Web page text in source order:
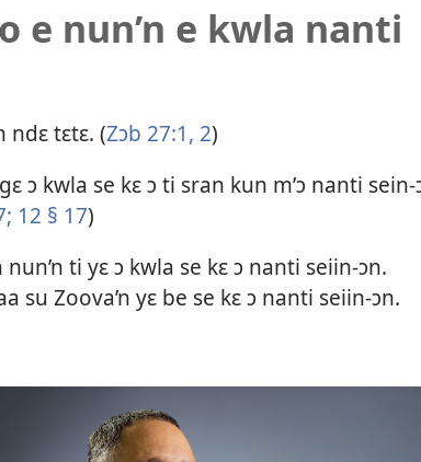
e nun’n e kwla nanti
tɛtɛ. (Zɔb 27:​1, 2)
ɔ kwla se kɛ ɔ ti sran kun m’ɔ nanti sein-
12 § 17)
ti yɛ ɔ kwla se kɛ ɔ nanti seiin-ɔn.
su Zoova’n yɛ be se kɛ ɔ nanti seiin-ɔn.